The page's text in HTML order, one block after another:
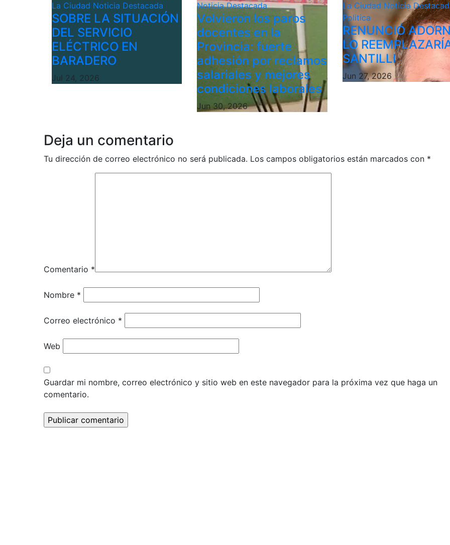
La Ciudad Noticia Destacada
SOBRE LA SITUACIÓN
DEL SERVICIO
ELÉCTRICO EN
BARADERO
Jul 24, 2026
Noticia Destacada
Volvieron los paros
docentes en la
Provincia: fuerte
adhesión por reclamos
salariales y mejores
condiciones laborales
Jun 30, 2026
La Ciudad Noticia
Politica
RENUNCIÓ
LO
SANTILLI
Jun 27, 2026
Deja un comentario
Tu dirección de correo electrónico no será publicada. Los campos obligatorios están marcados con *
Comentario *
Nombre *
Correo electrónico *
Web
Guardar mi nombre, correo electrónico y sitio web en este navegador para la próxima vez que haga un
comentario.